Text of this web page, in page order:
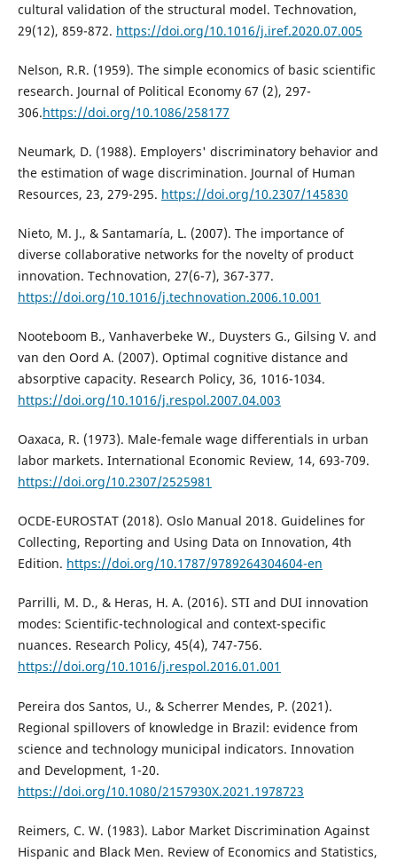
cultural validation of the structural model. Technovation,
29(12), 859-872. https://doi.org/10.1016/j.iref.2020.07.005
Nelson, R.R. (1959). The simple economics of basic scientific
research. Journal of Political Economy 67 (2), 297-
306.https://doi.org/10.1086/258177
Neumark, D. (1988). Employers' discriminatory behavior and
the estimation of wage discrimination. Journal of Human
Resources, 23, 279-295. https://doi.org/10.2307/145830
Nieto, M. J., & Santamaría, L. (2007). The importance of
diverse collaborative networks for the novelty of product
innovation. Technovation, 27(6-7), 367-377.
https://doi.org/10.1016/j.technovation.2006.10.001
Nooteboom B., Vanhaverbeke W., Duysters G., Gilsing V. and
van den Oord A. (2007). Optimal cognitive distance and
absorptive capacity. Research Policy, 36, 1016-1034.
https://doi.org/10.1016/j.respol.2007.04.003
Oaxaca, R. (1973). Male-female wage differentials in urban
labor markets. International Economic Review, 14, 693-709.
https://doi.org/10.2307/2525981
OCDE-EUROSTAT (2018). Oslo Manual 2018. Guidelines for
Collecting, Reporting and Using Data on Innovation, 4th
Edition. https://doi.org/10.1787/9789264304604-en
Parrilli, M. D., & Heras, H. A. (2016). STI and DUI innovation
modes: Scientific-technological and context-specific
nuances. Research Policy, 45(4), 747-756.
https://doi.org/10.1016/j.respol.2016.01.001
Pereira dos Santos, U., & Scherrer Mendes, P. (2021).
Regional spillovers of knowledge in Brazil: evidence from
science and technology municipal indicators. Innovation
and Development, 1-20.
https://doi.org/10.1080/2157930X.2021.1978723
Reimers, C. W. (1983). Labor Market Discrimination Against
Hispanic and Black Men. Review of Economics and Statistics,